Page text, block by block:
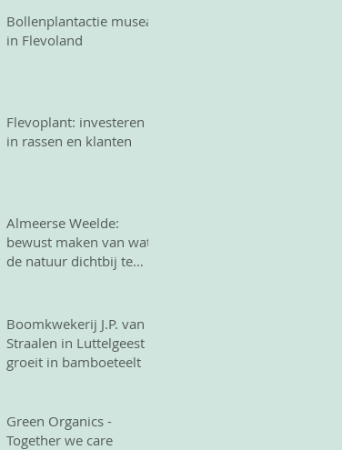
Bollenplantactie musea
in Flevoland
Flevoplant: investeren
in rassen en klanten
Almeerse Weelde:
bewust maken van wat
de natuur dichtbij te
Boomkwekerij J.P. van
Straalen in Luttelgeest
groeit in bamboeteelt
Green Organics -
Together we care